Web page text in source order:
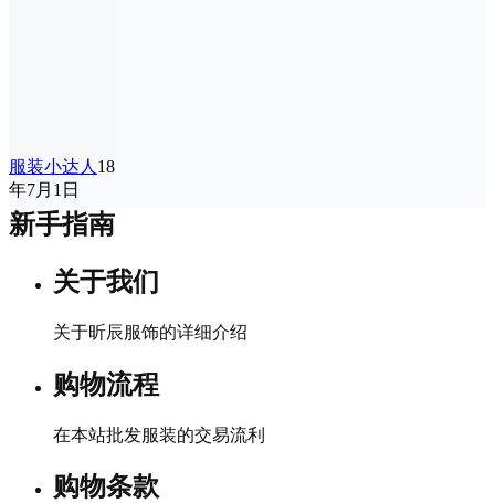
服装小达人 18
年7月1日
新手指南
关于我们
关于昕辰服饰的详细介绍
购物流程
在本站批发服装的交易流利
购物条款